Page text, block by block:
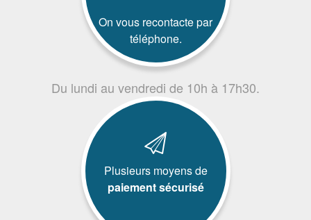
On vous recontacte par
téléphone.
Du lundi au vendredi de 10h à 17h30.
Plusieurs moyens de
paiement sécurisé